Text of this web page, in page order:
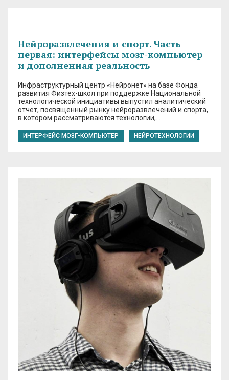
Нейроразвлечения и спорт. Часть
первая: интерфейсы мозг-компьютер
и дополненная реальность
Инфраструктурный центр «Нейронет» на базе Фонда
развития Физтех-школ при поддержке Национальной
технологической инициативы выпустил аналитический
отчет, посвященный рынку нейроразвлечений и спорта,
в котором рассматриваются технологии,…
ИНТЕРФЕЙС МОЗГ-КОМПЬЮТЕР НЕЙРОТЕХНОЛОГИИ